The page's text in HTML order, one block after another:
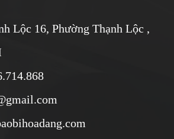
Lộc 16, Phường Thạnh Lộc ,